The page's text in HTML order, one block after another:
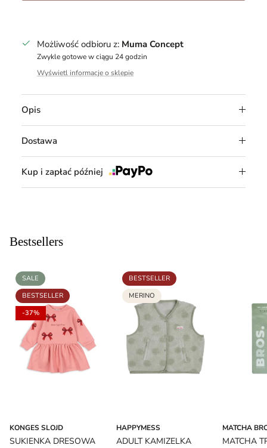
Możliwość odbioru z: Muma Concept
Zwykle gotowe w ciągu 24 godzin
Wyświetl informacje o sklepie
Opis
Dostawa
Kup i zapłać później
Bestsellers
SALE
BESTSELLER
-37%
KONGES SLOJD
SUKIENKA DRESOWA
BESTSELLER
MERINO
HAPPYMESS
ADULT KAMIZELKA
MATCHA
MATCHA